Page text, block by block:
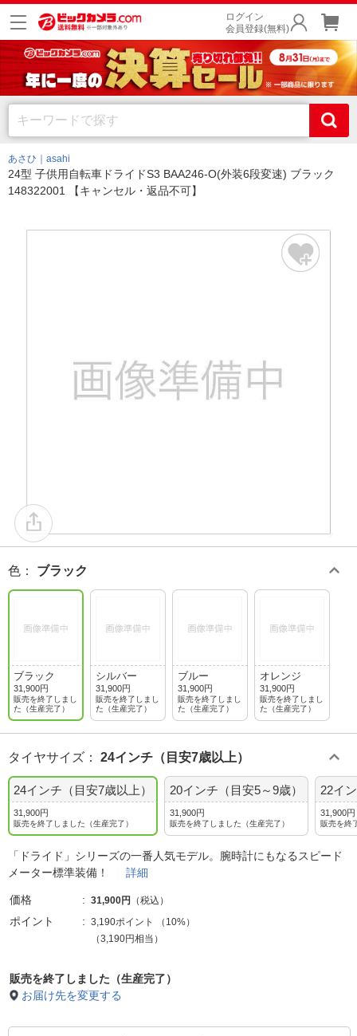
ログイン
会員登録(無料)
あさひ｜asahi
24型 子供用自転車ドライドS3 BAA246-O(外装6段変速) ブラック
148322001 【キャンセル・返品不可】
色 ： ブラック
ブラック
31,900円
販売を終了しまし
た（生産完了）
シルバー
31,900円
販売を終了しまし
た（生産完了）
ブルー
31,900円
販売を終了しまし
た（生産完了）
オレンジ
31,900円
販売を終了しまし
た（生産完了）
タイヤサイズ ： 24インチ（目安7歳以上）
24インチ（目安7歳以上）
31,900円
販売を終了しました（生産完了）
20インチ（目安5～9歳）
31,900円
販売を終了しました（生産完了）
22イ
31,900円
販売を終
「ドライド」シリーズの一番人気モデル。腕時計にもなるスピード
メーター標準装備！ 詳細
価格 31,900円 （税込）
ポイント 3,190ポイント （ 10%）
（3,190円相当）
販売を終了しました（生産完了）
お届け先を変更する